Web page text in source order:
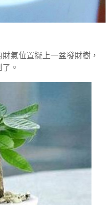
氣位置擺上一盆發財樹，
。